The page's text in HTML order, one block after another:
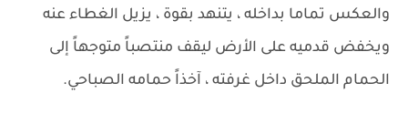
والعكس تماما بداخله ، يتنهد بقوة ، يزيل الغطاء عنه
ويخفض قدميه على الأرض ليقف منتصباً متوجهاً إلى
الحمام الملحق داخل غرفته ، آخذاً حمامه الصباحي.